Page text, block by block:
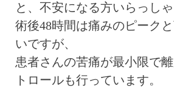
と、不安になる方いらっし
術後48時間は痛みのピーク
いですが、
患者さんの苦痛が最小限で
トロールも行っています。